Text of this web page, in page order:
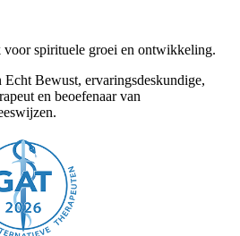
spirituele groei en ontwikkeling.
Echt Bewust, ervaringsdeskundige,
en beoefenaar van